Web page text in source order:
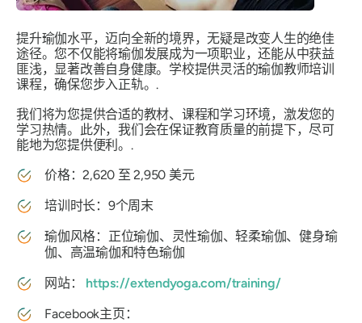
提升瑜伽水平，迈向全新的境界，无疑是改变人生的绝佳
途径。您不仅能将瑜伽发展成为一项职业，还能从中获益
匪浅，显著改善自身健康。学校提供灵活的瑜伽教师培训
课程，确保您步入正轨。.
我们将为您提供合适的教材、课程和学习环境，激发您的
学习热情。此外，我们会在保证教育质量的前提下，尽可
能地为您提供便利。.
价格：2,620 至 2,950 美元
培训时长：9个周末
瑜伽风格：正位瑜伽、灵性瑜伽、轻柔瑜伽、健身瑜
伽、高温瑜伽和特色瑜伽
网站： https://extendyoga.com/training/
Facebook主页：